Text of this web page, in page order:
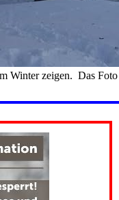
Winter zeigen. Das